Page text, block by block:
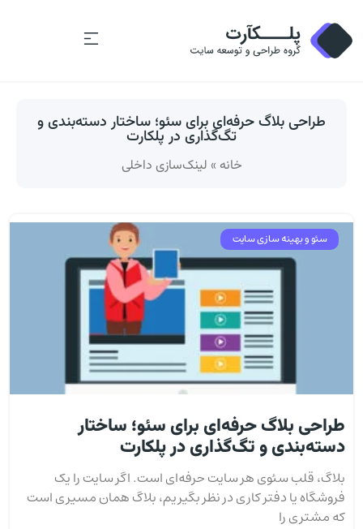
طراحی بلاگ حرفه‌ای برای سئو؛ ساختار دسته‌بندی و
تگ‌گذاری در پلکارت
خانه » لینک‌سازی داخلی
سئو و بهینه سازی سایت
طراحی بلاگ حرفه‌ای برای سئو؛ ساختار
دسته‌بندی و تگ‌گذاری در پلکارت
بلاگ، قلب سئوی هر سایت حرفه‌ای است. اگر سایت را یک
فروشگاه یا دفتر کاری در نظر بگیریم، بلاگ همان مسیری است
که مشتری را